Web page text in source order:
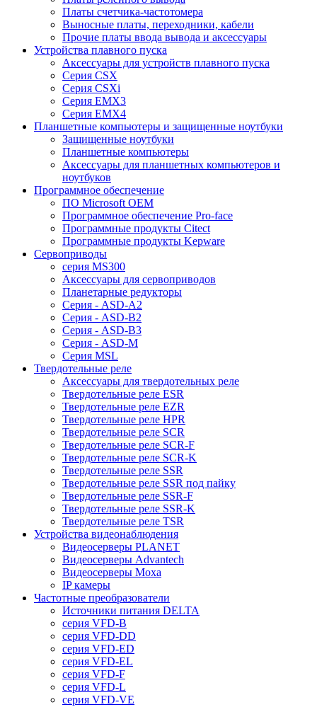
Платы счетчика-частотомера
Выносные платы, переходники, кабели
Прочие платы ввода вывода и аксессуары
Устройства плавного пуска
Аксессуары для устройств плавного пуска
Серия CSX
Серия CSXi
Серия EMX3
Серия EMX4
Планшетные компьютеры и защищенные ноутбуки
Защищенные ноутбуки
Планшетные компьютеры
Аксессуары для планшетных компьютеров и
ноутбуков
Программное обеспечение
ПО Microsoft OEM
Программное обеспечение Pro-face
Программные продукты Citect
Программные продукты Kepware
Сервоприводы
серия MS300
Аксессуары для сервоприводов
Планетарные редукторы
Серия - ASD-A2
Серия - ASD-B2
Серия - ASD-B3
Серия - ASD-M
Серия MSL
Твердотельные реле
Аксессуары для твердотельных реле
Твердотельные реле ESR
Твердотельные реле EZR
Твердотельные реле HPR
Твердотельные реле SCR
Твердотельные реле SCR-F
Твердотельные реле SCR-K
Твердотельные реле SSR
Твердотельные реле SSR под пайку
Твердотельные реле SSR-F
Твердотельные реле SSR-K
Твердотельные реле TSR
Устройства видеонаблюдения
Видеосерверы PLANET
Видеосерверы Advantech
Видеосерверы Moxa
IP камеры
Частотные преобразователи
Источники питания DELTA
серия VFD-B
серия VFD-DD
серия VFD-ED
серия VFD-EL
серия VFD-F
серия VFD-L
серия VFD-VE